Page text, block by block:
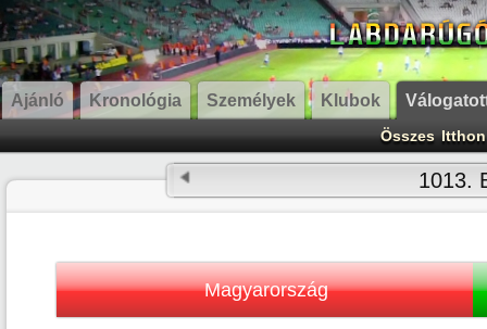
Ajánló Kronológia Személyek Klubok
Összes Itthon
1013.
Magyarország